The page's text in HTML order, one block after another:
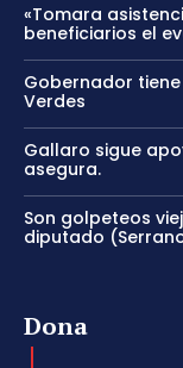
«Tomara
beneficiarios el
Gobernador
Verdes
Gallaro sigue
asegura.
Son golpeteos
diputado
Dona